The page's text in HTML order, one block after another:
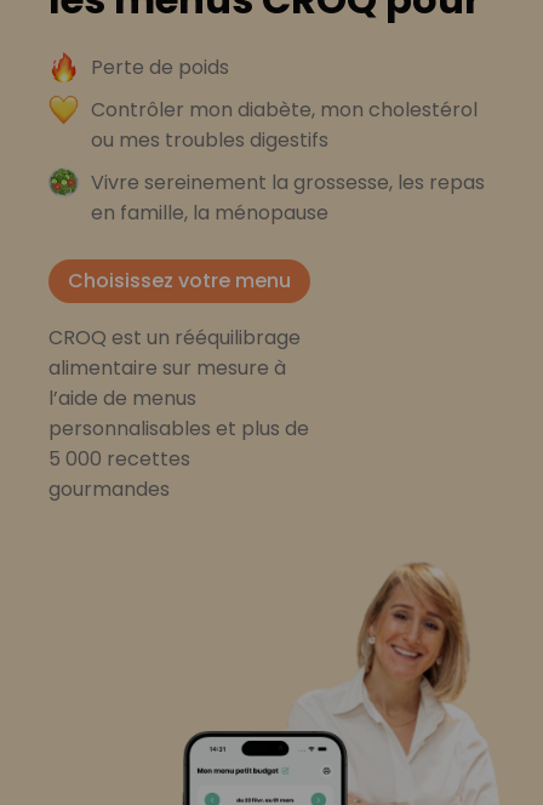
Perte de poids
Contrôler mon diabète, mon cholestérol
ou mes troubles digestifs
Vivre sereinement la grossesse, les repas
en famille, la ménopause
Choisissez votre menu
CROQ est un rééquilibrage
alimentaire sur mesure à
l’aide de menus
personnalisables et plus de
5 000 recettes
gourmandes